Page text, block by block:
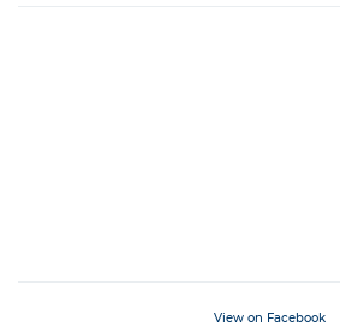
View on Facebook